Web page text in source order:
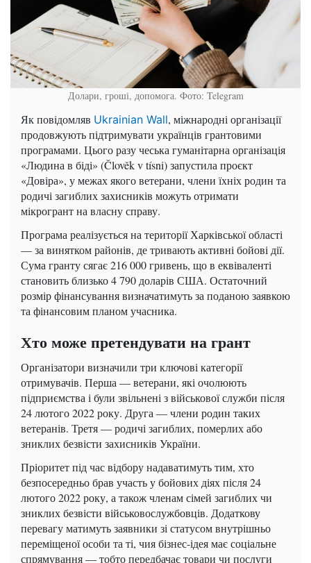
Долари, гроші, допомога. Фото: Telegram
Як повідомляв Ukrainian Wall, міжнародні організації
продовжують підтримувати українців грантовими
програмами. Цього разу чеська гуманітарна організація
«Людина в біді» (Člověk v tísni) запустила проєкт
«Довіра», у межах якого ветерани, члени їхніх родин та
родичі загиблих захисників можуть отримати
мікрогрант на власну справу.
Програма реалізується на території Харківської області
— за винятком районів, де тривають активні бойові дії.
Сума гранту сягає 216 000 гривень, що в еквіваленті
становить близько 4 790 доларів США. Остаточний
розмір фінансування визначатимуть за поданою заявкою
та фінансовим планом учасника.
Хто може претендувати на грант
Організатори визначили три ключові категорії
отримувачів. Перша — ветерани, які очолюють
підприємства і були звільнені з військової служби після
24 лютого 2022 року. Друга — члени родин таких
ветеранів. Третя — родичі загиблих, померлих або
зниклих безвісти захисників України.
Пріоритет під час відбору надаватимуть тим, хто
безпосередньо брав участь у бойових діях після 24
лютого 2022 року, а також членам сімей загиблих чи
зниклих безвісти військовослужбовців. Додаткову
перевагу матимуть заявники зі статусом внутрішньо
переміщеної особи та ті, чия бізнес-ідея має соціальне
спрямування — тобто передбачає товари чи послуги